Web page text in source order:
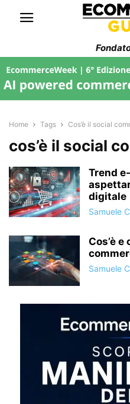
Home Tags Cos’è il social
cos’è il social
Trend
digitale
Samuele
Cos’è
Samuele